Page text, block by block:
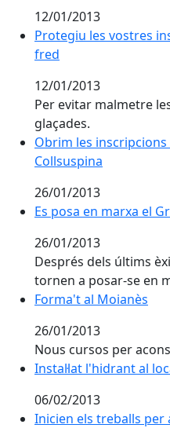
12/01/2013
Protegiu les vostres
fred
12/01/2013
Per evitar malmetre
glaçades.
Obrim les
Collsuspina
26/01/2013
Es posa en marxa el
26/01/2013
Després dels últims
tornen a posar-se en
Forma't al Moianès
26/01/2013
Nous cursos per
Instal·lat l'hidrant al
06/02/2013
Inicien els treballs per